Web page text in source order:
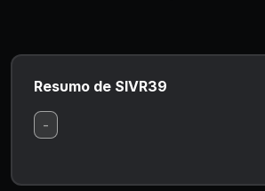
Resumo de SIVR39
-